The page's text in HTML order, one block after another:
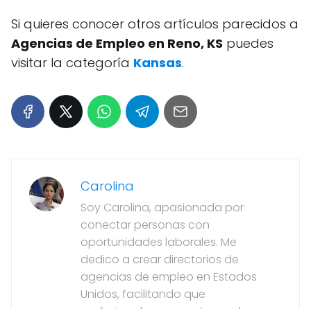
Si quieres conocer otros artículos parecidos a
Agencias de Empleo en Reno, KS puedes
visitar la categoría Kansas.
Carolina
Soy Carolina, apasionada por
conectar personas con
oportunidades laborales. Me
dedico a crear directorios de
agencias de empleo en Estados
Unidos, facilitando que